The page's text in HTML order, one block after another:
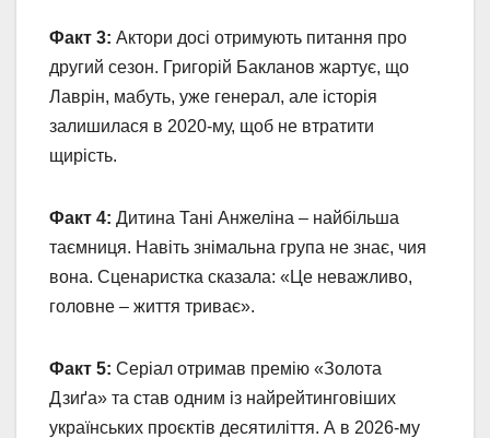
Факт 3: Актори досі отримують питання про
другий сезон. Григорій Бакланов жартує, що
Лаврін, мабуть, уже генерал, але історія
залишилася в 2020-му, щоб не втратити
щирість.
Факт 4: Дитина Тані Анжеліна – найбільша
таємниця. Навіть знімальна група не знає, чия
вона. Сценаристка сказала: «Це неважливо,
головне – життя триває».
Факт 5: Серіал отримав премію «Золота
Дзиґа» та став одним із найрейтинговіших
українських проєктів десятиліття. А в 2026-му